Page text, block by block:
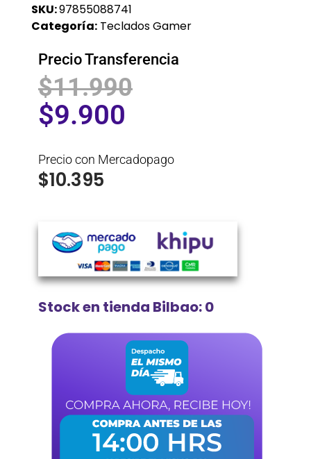
SKU:97855088741
Categoría: Teclados Gamer
Precio Transferencia
$11.990
$9.900
Precio con Mercadopago
$10.395
Stock en tienda Bilbao: 0